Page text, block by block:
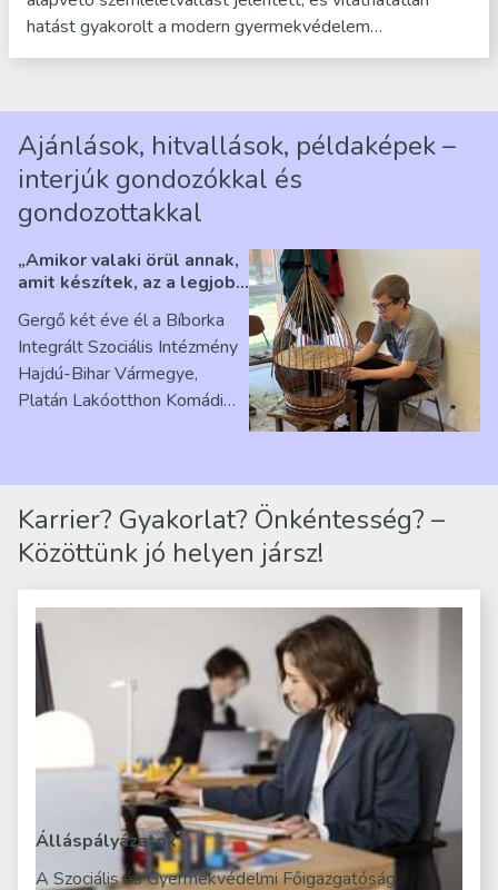
hatást gyakorolt a modern gyermekvédelem…
Ajánlások, hitvallások, példaképek –
interjúk gondozókkal és
gondozottakkal
„Amikor valaki örül annak,
amit készítek, az a legjobb
Ribárszky Gergő ellátottal
Gergő két éve él a Bíborka
Integrált Szociális Intézmény
Hajdú-Bihar Vármegye,
Platán Lakóotthon Komádi
Karrier? Gyakorlat? Önkéntesség? –
Közöttünk jó helyen jársz!
Álláspályázatok
A Szociális és Gyermekvédelmi Főigazgatóság